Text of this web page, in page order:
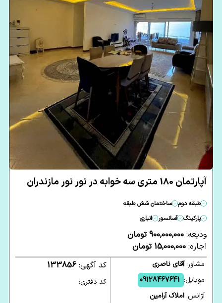
آپارتمان 180 متری سه خوابه در نور نور مازندران
طبقه دوم
ساختمان شش طبقه
پارکینگ
آسانسور انباری
ودیعه: 900,000,000 تومان
اجاره: 15,000,000 تومان
مشاور:آقای ناصری
موبایل: 09128467641
آژانس:املاک آرامین
کد آگهی: 133856
کد دفتری: